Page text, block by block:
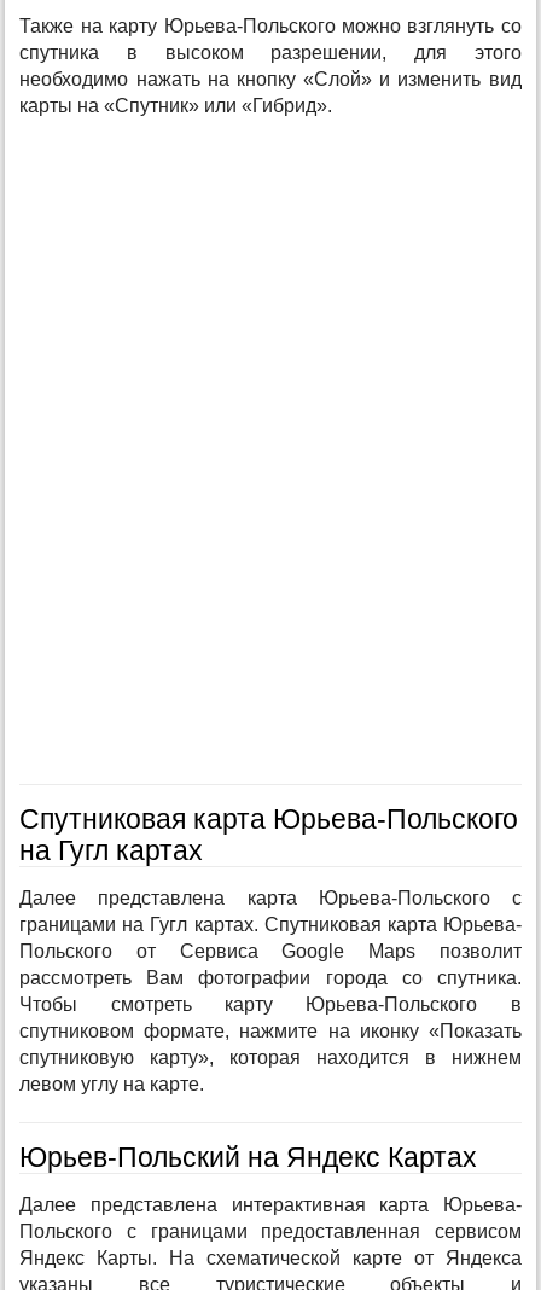
Также на карту Юрьева-Польского можно взглянуть со
спутника в высоком разрешении, для этого
необходимо нажать на кнопку «Слой» и изменить вид
карты на «Спутник» или «Гибрид».
Спутниковая карта Юрьева-Польского
на Гугл картах
Далее представлена карта Юрьева-Польского с
границами на Гугл картах. Спутниковая карта Юрьева-
Польского от Сервиса Google Maps позволит
рассмотреть Вам фотографии города со спутника.
Чтобы смотреть карту Юрьева-Польского в
спутниковом формате, нажмите на иконку «Показать
спутниковую карту», которая находится в нижнем
левом углу на карте.
Юрьев-Польский на Яндекс Картах
Далее представлена интерактивная карта Юрьева-
Польского с границами предоставленная сервисом
Яндекс Карты. На схематической карте от Яндекса
указаны все туристические объекты и